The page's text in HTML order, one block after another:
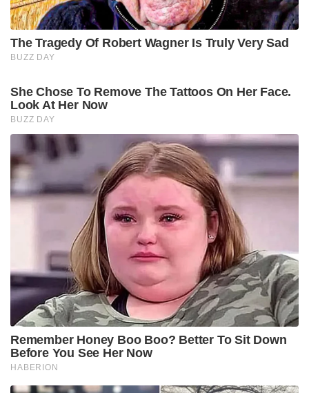
The Tragedy Of Robert Wagner Is Truly Very Sad
BUZZ DAY
She Chose To Remove The Tattoos On Her Face.
Look At Her Now
BUZZ DAY
Remember Honey Boo Boo? Better To Sit Down
Before You See Her Now
HABERION